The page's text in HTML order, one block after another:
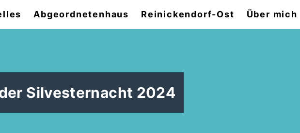
Abgeordnetenhaus Reinickendorf-Ost Über mich
Silvesternacht 2024